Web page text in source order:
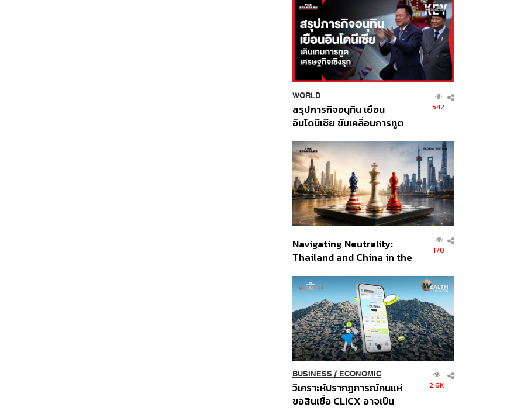
WORLD
สรุปภารกิจอนุทิน เยือน
อินโดนีเซีย ขับเคลื่อนการทูต
ส่วนยุทธศาสตร์ไทย –
อินโดนีเซีย
542
Navigating Neutrality:
Thailand and China in the
Order
170
BUSINESS/ ECONOMIC
วิเคราะห์ปรากฏการณ์คนแห่
ขอสินเชื่อ CLICX อาจเป็น
2.6K